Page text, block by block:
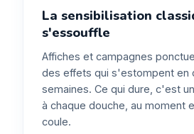
La sensibilisation
s'essouffle
Affiches et campagnes
des effets qui s'estompent en
semaines. Ce qui dure, c'est
à chaque douche, au moment
coule.